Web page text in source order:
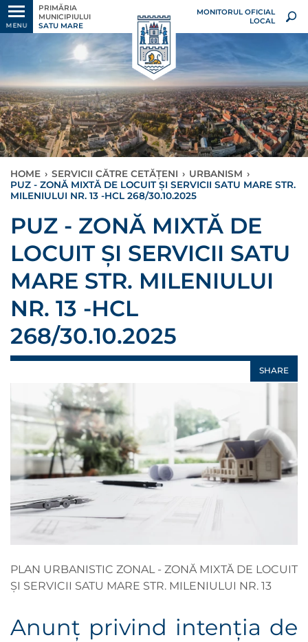
MENU
PRIMĂRIA
MUNICIPIULUI
SATU MARE
MONITORUL OFICIAL
LOCAL
HOME › SERVICII CĂTRE CETĂȚENI › URBANISM ›
PUZ - ZONĂ MIXTĂ DE LOCUIT ȘI SERVICII SATU MARE STR.
MILENIULUI NR. 13 -HCL 268/30.10.2025
PUZ - ZONĂ MIXTĂ DE
LOCUIT ȘI SERVICII SATU
MARE STR. MILENIULUI
NR. 13 -HCL
268/30.10.2025
SHARE
PLAN URBANISTIC ZONAL - ZONĂ MIXTĂ DE LOCUIT
ȘI SERVICII SATU MARE STR. MILENIULUI NR. 13
Anunţ privind intenţia de